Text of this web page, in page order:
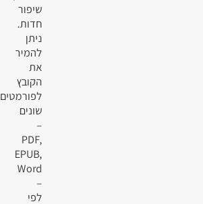
שיפור
חדות.
ניתן
להמיר
את
הקובץ
לפורמטים
שונים
–
PDF,
EPUB,
Word
–
לפי